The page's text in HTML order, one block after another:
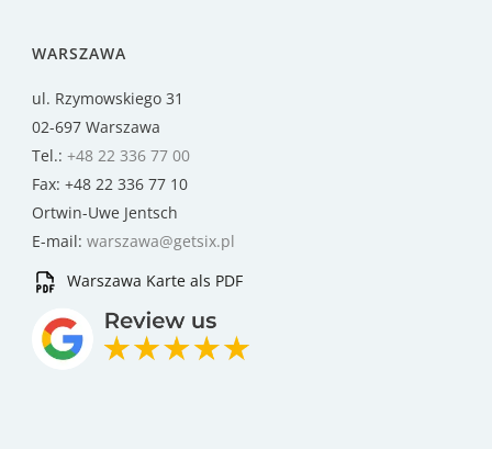
WARSZAWA
ul. Rzymowskiego 31
02-697 Warszawa
Tel.: +48 22 336 77 00
Fax: +48 22 336 77 10
Ortwin-Uwe Jentsch
E-mail: warszawa@getsix.pl
Warszawa Karte als PDF